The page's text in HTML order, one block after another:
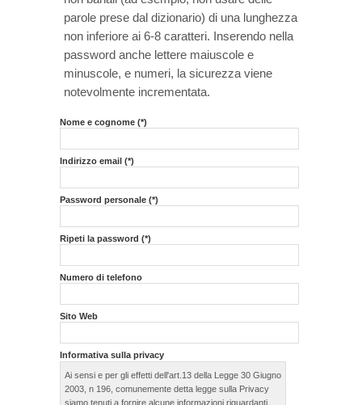
parole prese dal dizionario) di una lunghezza
non inferiore ai 6-8 caratteri. Inserendo nella
password anche lettere maiuscole e
minuscole, e numeri, la sicurezza viene
notevolmente incrementata.
Nome e cognome (*)
Indirizzo email (*)
Password personale (*)
Ripeti la password (*)
Numero di telefono
Sito Web
Informativa sulla privacy
Ai sensi e per gli effetti dell'art.13 della Legge 30 Giugno
2003, n 196, comunemente detta legge sulla Privacy
siamo tenuti a fornire alcune informazioni riguardanti